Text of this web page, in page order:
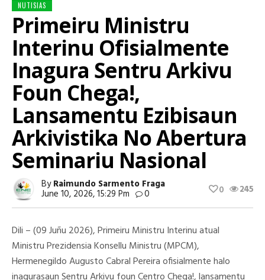
NUTISIAS
Primeiru Ministru
Interinu Ofisialmente
Inagura Sentru Arkivu
Foun Chega!,
Lansamentu Ezibisaun
Arkivistika No Abertura
Seminariu Nasional
ByRaimundo Sarmento Fraga
June 10, 2026, 15:29 Pm 0 245
0
Dili – (09 Juñu 2026), Primeiru Ministru Interinu atual
Ministru Prezidensia Konsellu Ministru (MPCM),
Hermenegildo Augusto Cabral Pereira ofisialmente halo